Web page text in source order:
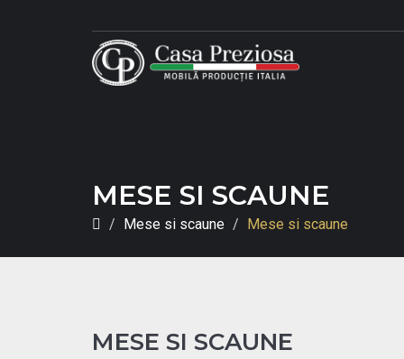
MESE SI SCAUNE
Mese si scaune Mese si scaune
MESE SI SCAUNE